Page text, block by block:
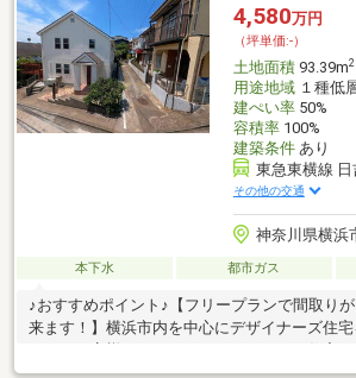
4,580万円
（坪単価:-）
土地面積93.39m2
用途地域１種低
建ぺい率50%
容積率100%
建築条件あり
東急東横線
その他の交通
神奈川県横浜
本下水 都市ガス
♪おすすめポイント♪【フリープランで間取り
来ます！】横浜市内を中心にデザイナーズ住宅
地価格４５８０万円＋建物参考価格２０００